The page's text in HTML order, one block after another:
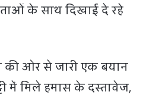
के साथ दिखाई दे रहे
की ओर से जारी एक बयान
में मिले हमास के दस्तावेज,